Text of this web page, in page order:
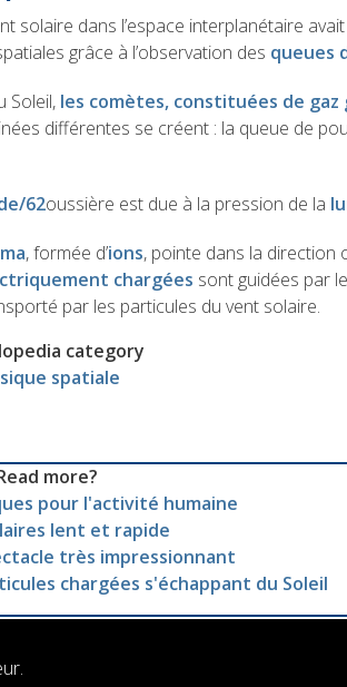
solaire dans l’espace interplanétaire
grâce à l’observation des queues
Soleil, les comètes, constituées de gaz
différentes se créent : la queue de
62oussière est due à la pression de la
, formée d’ions, pointe dans la direction
chargées sont guidées par
par les particules du vent solaire.
category
spatiale
more?
pour l'activité humaine
lent et rapide
très impressionnant
chargées s'échappant du Soleil